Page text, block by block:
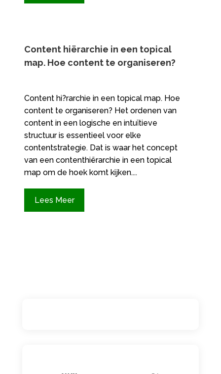
Content hiërarchie in een topical
map.​ Hoe content te organiseren?
Content hi?rarchie in een topical map.​ Hoe
content te organiseren? Het ordenen van
content in een logische en intuïtieve
structuur is essentieel voor elke
contentstrategie.​ Dat is waar het concept
van een contenthiërarchie in een topical
map om de hoek komt kijken.​...
Lees Meer